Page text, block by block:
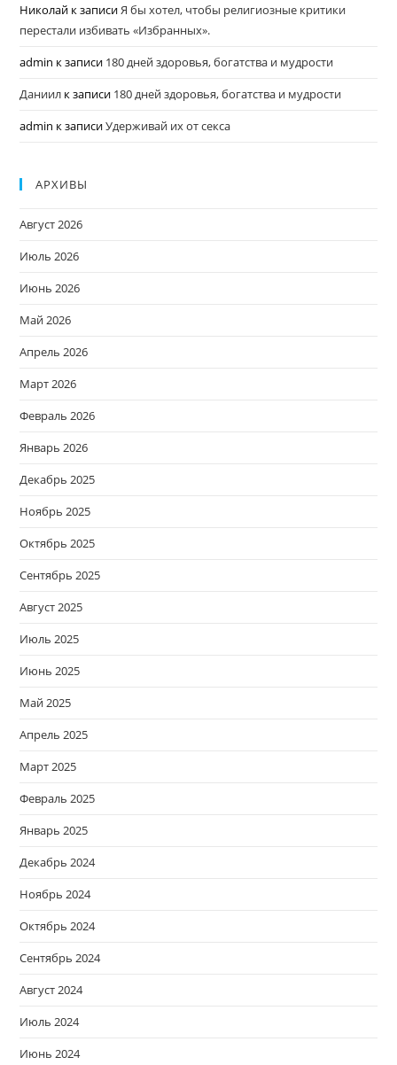
Николай к записиЯ бы хотел, чтобы религиозные критики
перестали избивать «Избранных».
admin к записи 180 дней здоровья, богатства и мудрости
Даниил к записи 180 дней здоровья, богатства и мудрости
admin к записиУдерживай их от секса
АРХИВЫ
Август 2026
Июль 2026
Июнь 2026
Май 2026
Апрель 2026
Март 2026
Февраль 2026
Январь 2026
Декабрь 2025
Ноябрь 2025
Октябрь 2025
Сентябрь 2025
Август 2025
Июль 2025
Июнь 2025
Май 2025
Апрель 2025
Март 2025
Февраль 2025
Январь 2025
Декабрь 2024
Ноябрь 2024
Октябрь 2024
Сентябрь 2024
Август 2024
Июль 2024
Июнь 2024